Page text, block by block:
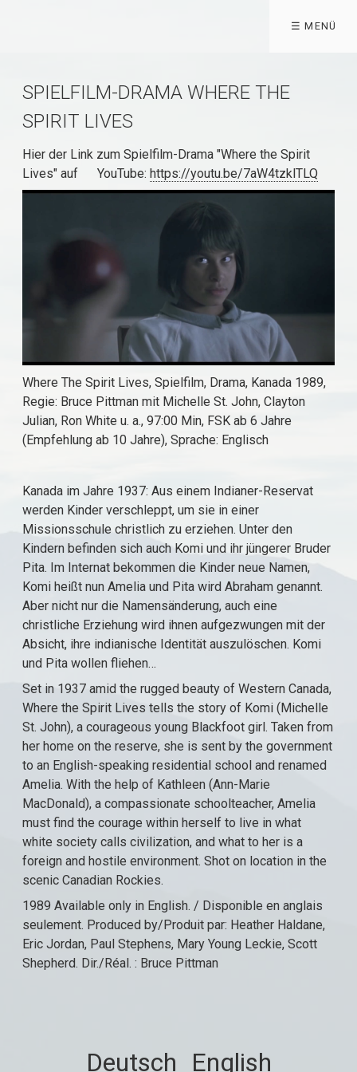
☰ MENÜ
SPIELFILM-DRAMA WHERE THE
SPIRIT LIVES
Hier der Link zum Spielfilm-Drama "Where the Spirit
Lives" auf YouTube:https://youtu.be/7aW4tzklTLQ
Where The Spirit Lives, Spielfilm, Drama, Kanada 1989,
Regie: Bruce Pittman mit Michelle St. John, Clayton
Julian, Ron White u. a., 97:00 Min, FSK ab 6 Jahre
(Empfehlung ab 10 Jahre), Sprache: Englisch
Kanada im Jahre 1937: Aus einem Indianer-Reservat
werden Kinder verschleppt, um sie in einer
Missionsschule christlich zu erziehen. Unter den
Kindern befinden sich auch Komi und ihr jüngerer Bruder
Pita. Im Internat bekommen die Kinder neue Namen,
Komi heißt nun Amelia und Pita wird Abraham genannt.
Aber nicht nur die Namensänderung, auch eine
christliche Erziehung wird ihnen aufgezwungen mit der
Absicht, ihre indianische Identität auszulöschen. Komi
und Pita wollen fliehen…
Set in 1937 amid the rugged beauty of Western Canada,
Where the Spirit Lives tells the story of Komi (Michelle
St. John), a courageous young Blackfoot girl. Taken from
her home on the reserve, she is sent by the government
to an English-speaking residential school and renamed
Amelia. With the help of Kathleen (Ann-Marie
MacDonald), a compassionate schoolteacher, Amelia
must find the courage within herself to live in what
white society calls civilization, and what to her is a
foreign and hostile environment. Shot on location in the
scenic Canadian Rockies.
1989 Available only in English. / Disponible en anglais
seulement. Produced by/Produit par: Heather Haldane,
Eric Jordan, Paul Stephens, Mary Young Leckie, Scott
Shepherd. Dir./Réal. : Bruce Pittman
Deutsch English